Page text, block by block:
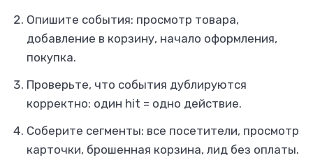
Опишите события: просмотр товара,
добавление в корзину, начало оформления,
покупка.
Проверьте, что события дублируются
корректно: один hit = одно действие.
Соберите сегменты: все посетители, просмотр
карточки, брошенная корзина, лид без оплаты.